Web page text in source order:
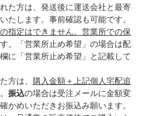
た方は、発送後に運送会社と最寄
たします。事前確認も可能です。
指定はできません。営業所での保
。「営業所止め希望」の場合は配
に「営業所止め希望」と記載して
方は、 購入金額＋上記個人宅配追
振込の場合は受注メールに金額変
かめいただきお振込み願います。